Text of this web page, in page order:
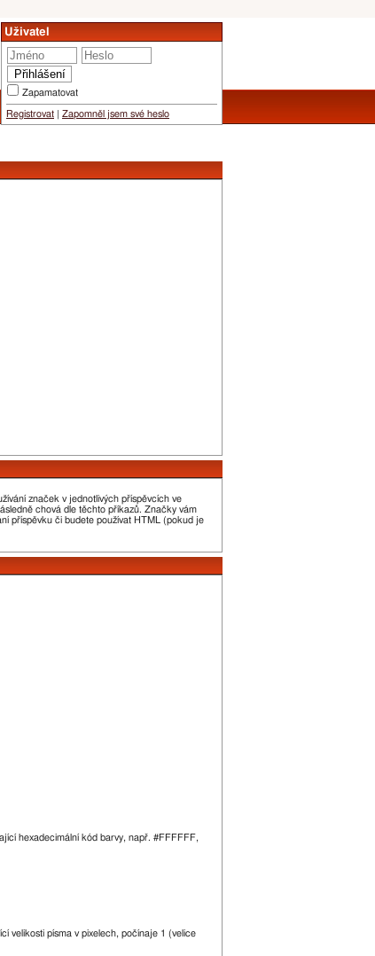
Uživatel
Zapamatovat
Registrovat Zapomněl jsem své heslo
značek v jednotlivých příspěvcích ve
chová dle těchto příkazů. Značky vám
příspěvku či budete používat HTML (pokud je
hexadecimální kód barvy, např. #FFFFFF,
velikosti písma v pixelech, počínaje 1 (velice